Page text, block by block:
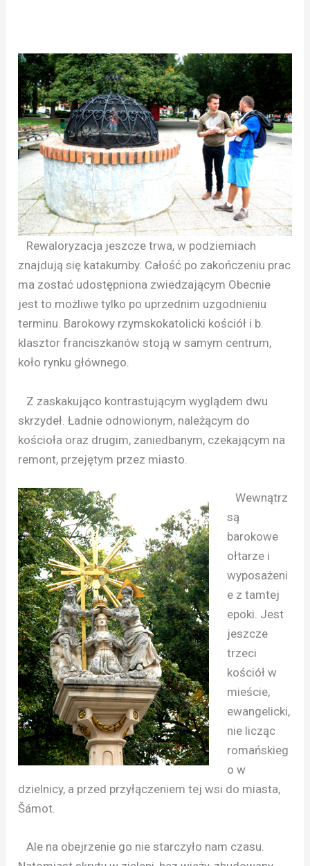
Rewaloryzacja jeszcze trwa, w podziemiach
znajdują się katakumby. Całość po zakończeniu prac
ma zostać udostępniona zwiedzającym Obecnie
jest to możliwe tylko po uprzednim uzgodnieniu
terminu. Barokowy rzymskokatolicki kościół i b.
klasztor franciszkanów stoją w samym centrum,
koło rynku głównego.
Z zaskakująco kontrastującym wyglądem dwu
skrzydeł. Ładnie odnowionym, należącym do
kościoła oraz drugim, zaniedbanym, czekającym na
remont, przejętym przez miasto.
Wewnątrz
są
barokowe
ołtarze i
wyposażeni
e z tamtej
epoki. Jest
jeszcze
trzeci
kościół w
mieście,
ewangelicki,
nie licząc
romańskieg
o w
dzielnicy, a przed przyłączeniem tej wsi do miasta,
Šámot.
Ale na obejrzenie go nie starczyło nam czasu.